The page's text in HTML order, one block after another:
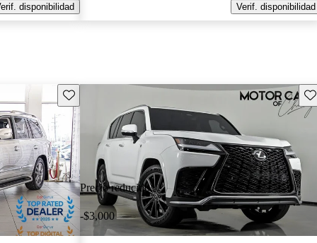
disponibilidad
Verif. disponibilidad
Guarda este Aviso
Precio reducido
-$3,000